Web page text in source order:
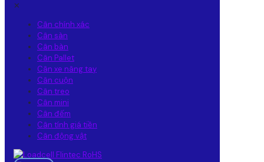
✕
Cân chính xác
Cân sàn
Cân bàn
Cân Pallet
Cân xe nâng tay
Cân cuộn
Cân treo
Cân mini
Cân đếm
Cân tính giá tiền
Cân động vật